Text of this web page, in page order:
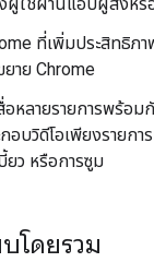
ที่เพิ่มประสิท
ยาย Chrome
อหลายรายการพร้อ
กอบวิดีโอเพียงราย
ยว หรือการซูม
โดยรวม